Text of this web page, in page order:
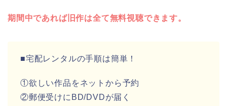
期間中であれば旧作は全て無料視聴できます。
■宅配レンタルの手順は簡単！
①欲しい作品をネットから予約
②郵便受けにBD/DVDが届く